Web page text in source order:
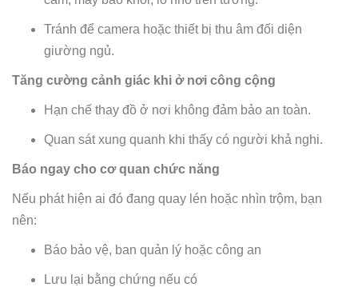
Tránh để camera hoặc thiết bị thu âm đối diện
giường ngủ.
Tăng cường cảnh giác khi ở nơi công cộng
Hạn chế thay đồ ở nơi không đảm bảo an toàn.
Quan sát xung quanh khi thấy có người khả nghi.
Báo ngay cho cơ quan chức năng
Nếu phát hiện ai đó đang quay lén hoặc nhìn trộm, bạn
nên:
Báo bảo vệ, ban quản lý hoặc công an
Lưu lại bằng chứng nếu có